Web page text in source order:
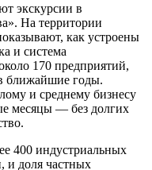
экскурсии в
На территории
как устроены
и система
170 предприятий,
ближайшие годы.
и среднему бизнесу
месяцы — без долгих
400 индустриальных
и доля частных